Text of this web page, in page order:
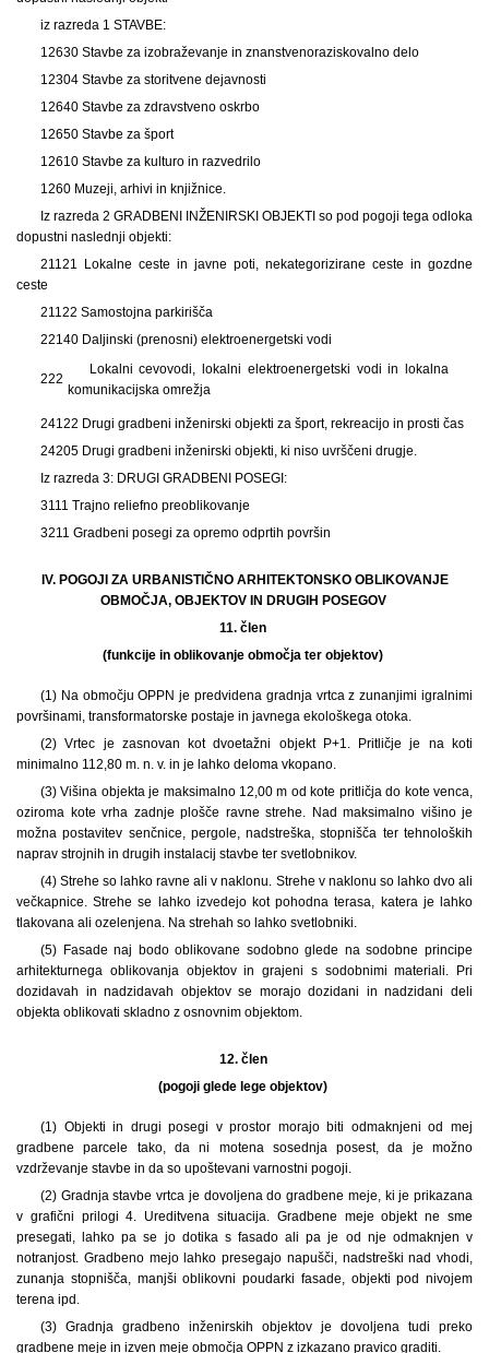
iz razreda 1 STAVBE:
12630 Stavbe za izobraževanje in znanstvenoraziskovalno delo
12304 Stavbe za storitvene dejavnosti
12640 Stavbe za zdravstveno oskrbo
12650 Stavbe za šport
12610 Stavbe za kulturo in razvedrilo
1260 Muzeji, arhivi in knjižnice.
Iz razreda 2 GRADBENI INŽENIRSKI OBJEKTI so pod pogoji tega odloka
dopustni naslednji objekti:
21121 Lokalne ceste in javne poti, nekategorizirane ceste in gozdne
ceste
21122 Samostojna parkirišča
22140 Daljinski (prenosni) elektroenergetski vodi
222
Lokalni cevovodi, lokalni elektroenergetski vodi in lokalna
komunikacijska omrežja
24122 Drugi gradbeni inženirski objekti za šport, rekreacijo in prosti čas
24205 Drugi gradbeni inženirski objekti, ki niso uvrščeni drugje.
Iz razreda 3: DRUGI GRADBENI POSEGI:
3111 Trajno reliefno preoblikovanje
3211 Gradbeni posegi za opremo odprtih površin
IV. POGOJI ZA URBANISTIČNO ARHITEKTONSKO OBLIKOVANJE
OBMOČJA, OBJEKTOV IN DRUGIH POSEGOV
11. člen
(funkcije in oblikovanje območja ter objektov)
(1) Na območju OPPN je predvidena gradnja vrtca z zunanjimi igralnimi
površinami, transformatorske postaje in javnega ekološkega otoka.
(2) Vrtec je zasnovan kot dvoetažni objekt P+1. Pritličje je na koti
minimalno 112,80 m. n. v. in je lahko deloma vkopano.
(3) Višina objekta je maksimalno 12,00 m od kote pritličja do kote venca,
oziroma kote vrha zadnje plošče ravne strehe. Nad maksimalno višino je
možna postavitev senčnice, pergole, nadstreška, stopnišča ter tehnoloških
naprav strojnih in drugih instalacij stavbe ter svetlobnikov.
(4) Strehe so lahko ravne ali v naklonu. Strehe v naklonu so lahko dvo ali
večkapnice. Strehe se lahko izvedejo kot pohodna terasa, katera je lahko
tlakovana ali ozelenjena. Na strehah so lahko svetlobniki.
(5) Fasade naj bodo oblikovane sodobno glede na sodobne principe
arhitekturnega oblikovanja objektov in grajeni s sodobnimi materiali. Pri
dozidavah in nadzidavah objektov se morajo dozidani in nadzidani deli
objekta oblikovati skladno z osnovnim objektom.
12. člen
(pogoji glede lege objektov)
(1) Objekti in drugi posegi v prostor morajo biti odmaknjeni od mej
gradbene parcele tako, da ni motena sosednja posest, da je možno
vzdrževanje stavbe in da so upoštevani varnostni pogoji.
(2) Gradnja stavbe vrtca je dovoljena do gradbene meje, ki je prikazana
v grafični prilogi 4. Ureditvena situacija. Gradbene meje objekt ne sme
presegati, lahko pa se jo dotika s fasado ali pa je od nje odmaknjen v
notranjost. Gradbeno mejo lahko presegajo napušči, nadstreški nad vhodi,
zunanja stopnišča, manjši oblikovni poudarki fasade, objekti pod nivojem
terena ipd.
(3) Gradnja gradbeno inženirskih objektov je dovoljena tudi preko
gradbene meje in izven meje območja OPPN z izkazano pravico graditi.